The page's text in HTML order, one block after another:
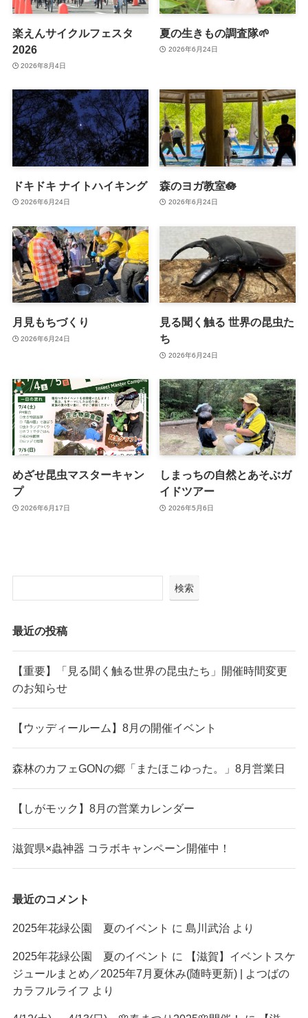
楽えんサイクルフェスタ
2026
2026年8月4日
夏の生きもの調査隊🌱
2026年6月24日
ドキドキ ナイトハイキング
2026年6月24日
森のヨガ教室🪷
2026年6月24日
月見もちづくり
2026年6月24日
見る聞く触る 世界の昆虫た
ち
2026年6月24日
めざせ昆虫マスターキャン
プ
2026年6月17日
しまっちの自然とあそぶガ
イドツアー
2026年5月6日
検索
最近の投稿
【重要】「見る聞く触る世界の昆虫たち」開催時間変更
のお知らせ
【ウッディールーム】8月の開催イベント
森林のカフェGONの郷「またほこゆった。」8月営業日
【しがモック】8月の営業カレンダー
滋賀県×蟲神器 コラボキャンペーン開催中！
最近のコメント
2025年花緑公園 夏のイベント に 島川武治より
2025年花緑公園 夏のイベント に
【滋賀】イベントスケ
ジュールまとめ／2025年7月夏休み(随時更新) | よつばの
カラフルライフ より